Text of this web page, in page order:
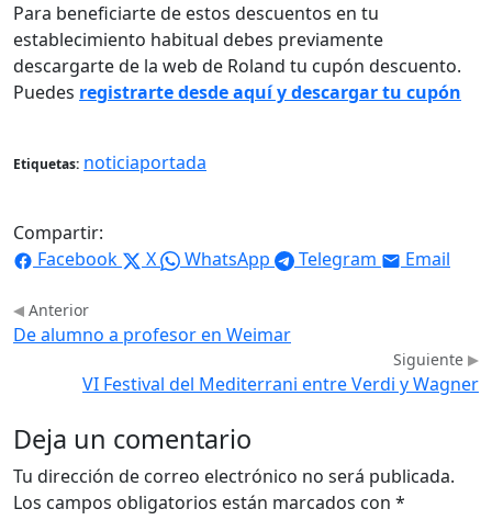
Para beneficiarte de estos descuentos en tu
establecimiento habitual debes previamente
descargarte de la web de Roland tu cupón descuento.
Puedes registrarte desde aquí y descargar tu cupón
Etiquetas: noticiaportada
Compartir:
Facebook
X WhatsApp Telegram Email
Anterior
De alumno a profesor en Weimar
Siguiente
VI Festival del Mediterrani entre Verdi y Wagner
Deja un comentario
Tu dirección de correo electrónico no será publicada.
Los campos obligatorios están marcados con *